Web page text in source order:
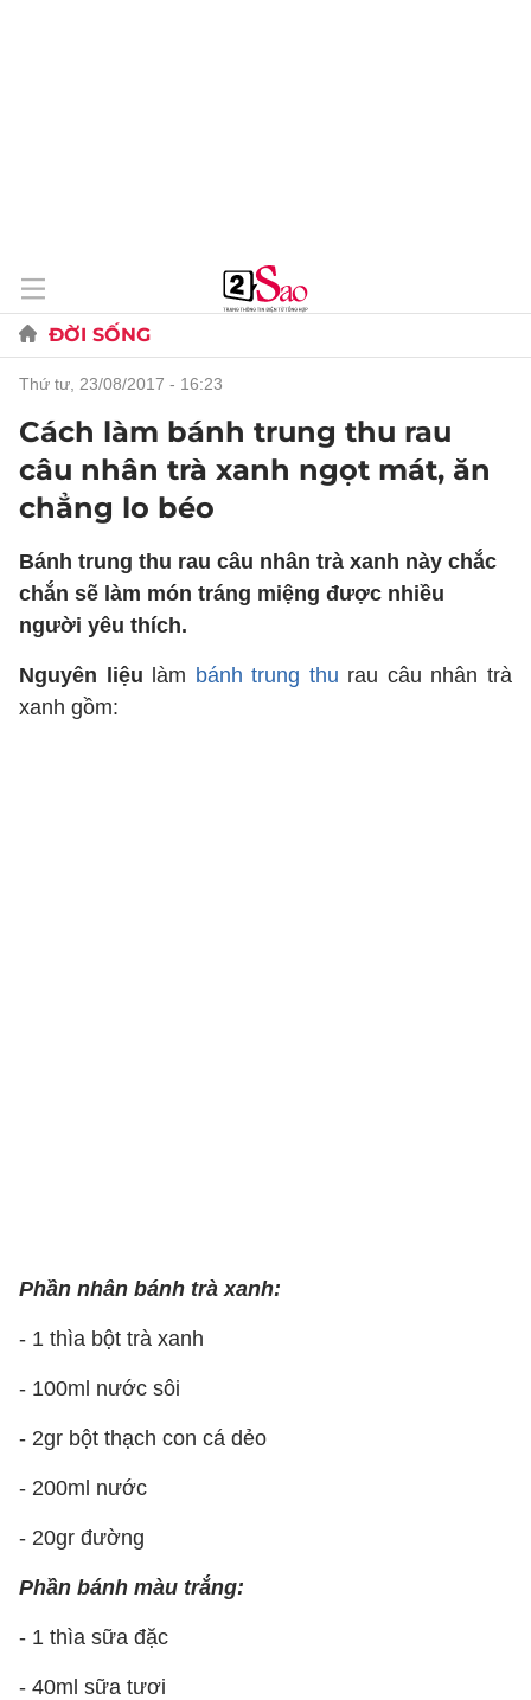
ĐỜI SỐNG
thứ tư, 23/08/2017 - 16:23
Cách làm bánh trung thu rau
câu nhân trà xanh ngọt mát, ăn
chẳng lo béo
Bánh trung thu rau câu nhân trà xanh này chắc
chắn sẽ làm món tráng miệng được nhiều
người yêu thích.
Nguyên liệu làm bánh trung thu rau câu nhân trà
xanh gồm:
Phần nhân bánh trà xanh:
- 1 thìa bột trà xanh
- 100ml nước sôi
- 2gr bột thạch con cá dẻo
- 200ml nước
- 20gr đường
Phần bánh màu trắng:
- 1 thìa sữa đặc
- 40ml sữa tươi